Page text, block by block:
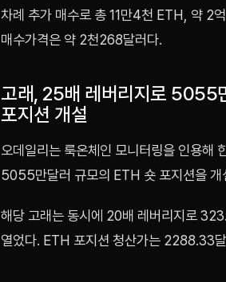
차례 추가 매수로 총 11만4천 ETH, 약 2
매수가격은 약 2천268달러다.
고래, 25배 레버리지로 5055
포지션 개설
오데일리는 룩온체인 모니터링을 인용
5055만달러 규모의 ETH 숏 포지션을 개
해당 고래는 동시에 20배 레버리지로
열었다. ETH 포지션 청산가는 2288.33